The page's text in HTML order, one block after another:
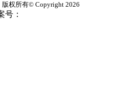
权所有© Copyright 2026
号：